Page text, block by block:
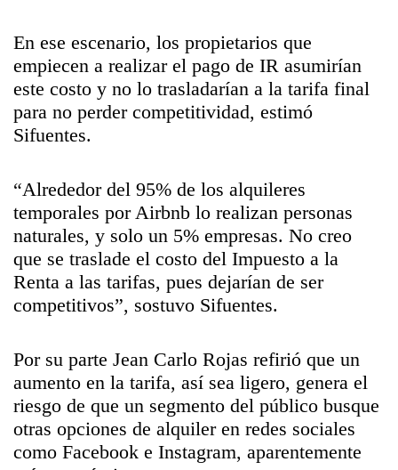
En ese escenario, los propietarios que
empiecen a realizar el pago de IR asumirían
este costo y no lo trasladarían a la tarifa final
para no perder competitividad, estimó
Sifuentes.
“Alrededor del 95% de los alquileres
temporales por Airbnb lo realizan personas
naturales, y solo un 5% empresas. No creo
que se traslade el costo del Impuesto a la
Renta a las tarifas, pues dejarían de ser
competitivos”, sostuvo Sifuentes.
Por su parte Jean Carlo Rojas refirió que un
aumento en la tarifa, así sea ligero, genera el
riesgo de que un segmento del público busque
otras opciones de alquiler en redes sociales
como Facebook e Instagram, aparentemente